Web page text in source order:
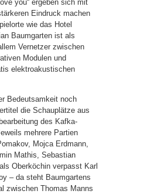
you“ ergeben sich mit
Eindruck machen
wie das Hotel
Baumgarten ist als
Vernetzer zwischen
Modulen und
elektroakustischen
Bedeutsamkeit noch
die Schauplätze aus
des Kafka-
mehrere Partien
Mojca Erdmann,
Mathis, Sebastian
Oberköchin verpasst Karl
– da steht Baumgartens
zwischen Thomas Manns